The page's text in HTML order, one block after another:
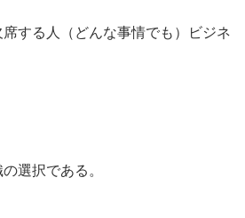
する人（どんな事情でも）ビジネ
選択である。